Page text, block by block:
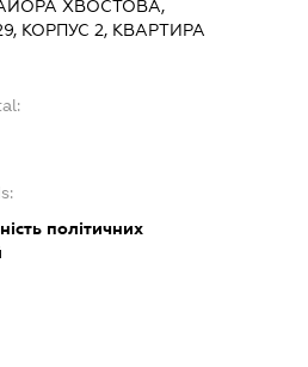
ХВОСТОВА,
КОРПУС 2, КВАРТИРА
політичних